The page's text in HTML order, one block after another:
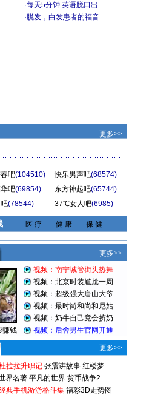
·每天5分钟 英语脱口出
· 脱发，白发患者的福音
更多>>
吧(104510) 快乐男声吧(68574)
吧(69854) 东方神起吧(65744)
(78544) 37℃女人吧(6985)
医 疗 健 康 保 健
更多>>
拉拉升职记 张震讲故事 红楼梦
界名著 平凡的世界 货币战争2
典手机游游格斗集 福彩3D走势图